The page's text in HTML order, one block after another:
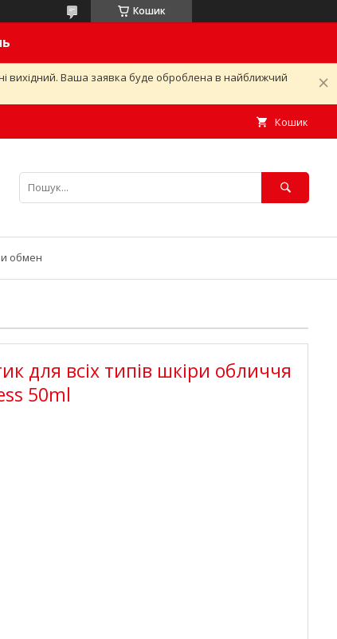
Кошик
вихідний. Ваша заявка буде оброблена в найближчий
Кошик
обмен
для всіх типів шкіри обличчя
50ml